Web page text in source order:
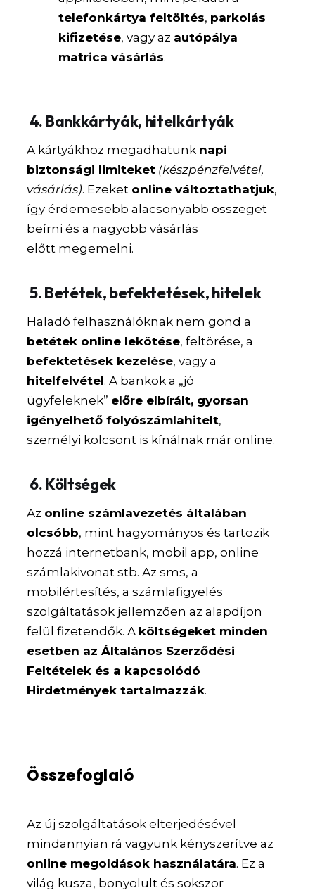
telefonkártya feltöltés, parkolás
kifizetése, vagy az autópálya
matrica vásárlás.
4.Bankkártyák, hitelkártyák
A kártyákhoz megadhatunk napi
biztonsági limiteket (készpénzfelvétel,
vásárlás). Ezeket online változtathatjuk,
így érdemesebb alacsonyabb összeget
beírni és a nagyobb vásárlás
előtt megemelni.
5.Betétek, befektetések, hitelek
Haladó felhasználóknak nem gond a
betétek online lekötése, feltörése, a
befektetések kezelése, vagy a
hitelfelvétel. A bankok a „jó
ügyfeleknek” előre elbírált, gyorsan
igényelhető folyószámlahitelt,
személyi kölcsönt is kínálnak már online.
6.Költségek
Az online számlavezetés általában
olcsóbb, mint hagyományos és tartozik
hozzá internetbank, mobil app, online
számlakivonat stb. Az sms, a
mobilértesítés, a számlafigyelés
szolgáltatások jellemzően az alapdíjon
felül fizetendők. A költségeket minden
esetben az Általános Szerződési
Feltételek és a kapcsolódó
Hirdetmények tartalmazzák.
Összefoglaló
Az új szolgáltatások elterjedésével
mindannyian rá vagyunk kényszerítve az
online megoldások használatára. Ez a
világ kusza, bonyolult és sokszor